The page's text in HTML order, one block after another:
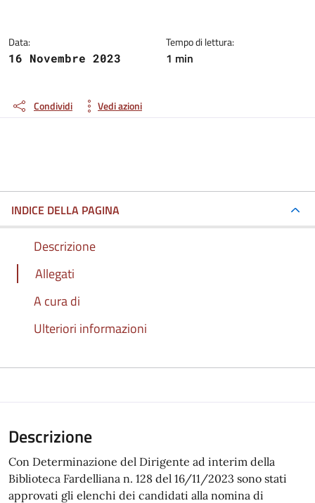
Data:
16 Novembre 2023
Tempo di lettura:
1 min
Condividi Vedi azioni
INDICE DELLA PAGINA
Descrizione
Allegati
A cura di
Ulteriori informazioni
Descrizione
Con Determinazione del Dirigente ad interim della
Biblioteca Fardelliana n. 128 del 16/11/2023 sono stati
approvati gli elenchi dei candidati alla nomina di